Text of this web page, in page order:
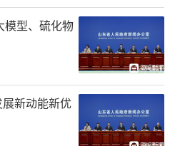
模型、硫化物
新动能新优